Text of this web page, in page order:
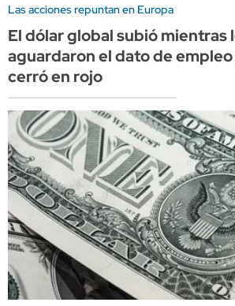
Las acciones repuntan en Europa
El dólar global subió mientras
aguardaron el dato de
cerró en rojo